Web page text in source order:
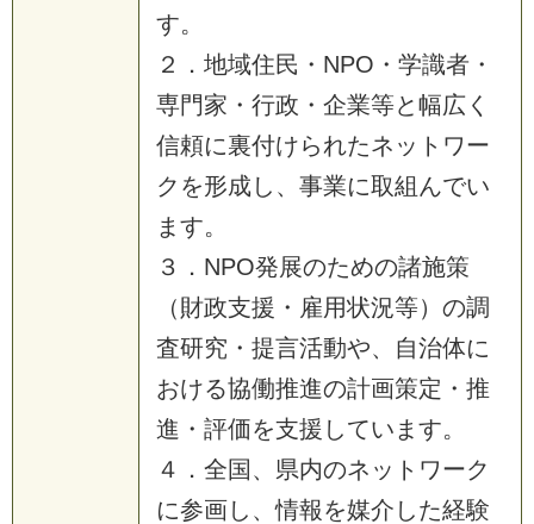
す。
２．地域住民・NPO・学識者・
専門家・行政・企業等と幅広く
信頼に裏付けられたネットワー
クを形成し、事業に取組んでい
ます。
３．NPO発展のための諸施策
（財政支援・雇用状況等）の調
査研究・提言活動や、自治体に
おける協働推進の計画策定・推
進・評価を支援しています。
４．全国、県内のネットワーク
に参画し、情報を媒介した経験